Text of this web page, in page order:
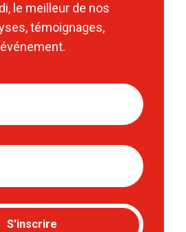
le meilleur de nos
témoignages,
S'inscrire